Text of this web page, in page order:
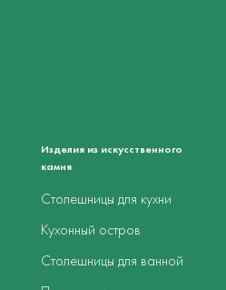
Изделия из искусственного
камня
Столешницы для кухни
Кухонный остров
Столешницы для ванной